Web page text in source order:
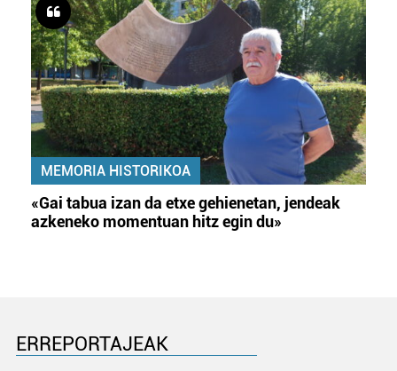
MEMORIA HISTORIKOA
«Gai tabua izan da etxe gehienetan, jendeak
azkeneko momentuan hitz egin du»
ERREPORTAJEAK